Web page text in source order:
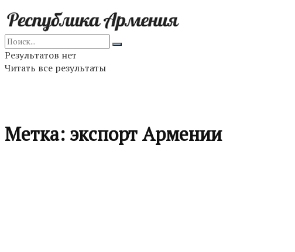
Результатов нет
Читать все результаты
Метка: экспорт Армении